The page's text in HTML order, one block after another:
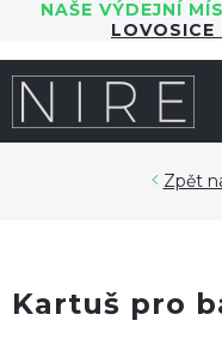
NAŠE VÝDEJNÍ
LOVOSICE
Kartuš pro